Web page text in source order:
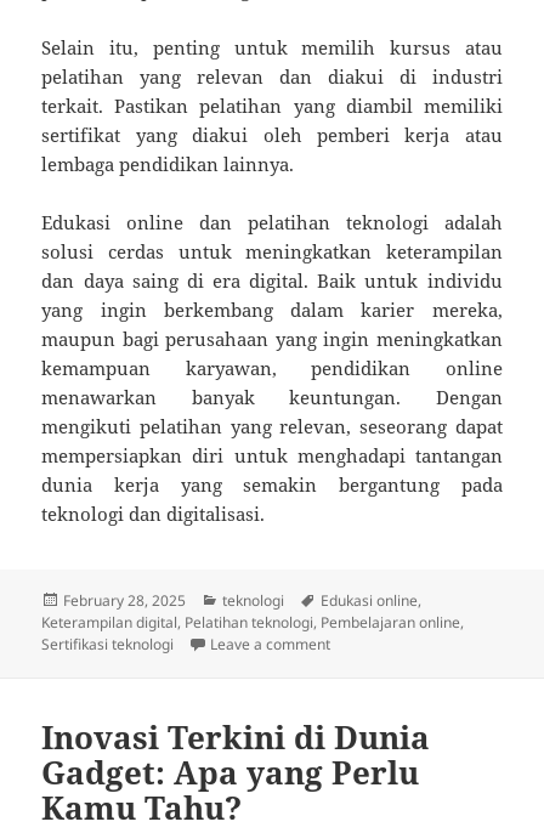
Selain itu, penting untuk memilih kursus atau
pelatihan yang relevan dan diakui di industri
terkait. Pastikan pelatihan yang diambil memiliki
sertifikat yang diakui oleh pemberi kerja atau
lembaga pendidikan lainnya.
Edukasi online dan pelatihan teknologi adalah
solusi cerdas untuk meningkatkan keterampilan
dan daya saing di era digital. Baik untuk individu
yang ingin berkembang dalam karier mereka,
maupun bagi perusahaan yang ingin meningkatkan
kemampuan karyawan, pendidikan online
menawarkan banyak keuntungan. Dengan
mengikuti pelatihan yang relevan, seseorang dapat
mempersiapkan diri untuk menghadapi tantangan
dunia kerja yang semakin bergantung pada
teknologi dan digitalisasi.
Posted
on
February 28, 2025 Categories
teknologi Tags
Edukasi online,
Keterampilan digital, Pelatihan teknologi, Pembelajaran online,
Sertifikasi teknologi
Leave a commenton Edukasi Online dan
Inovasi Terkini di Dunia
Gadget: Apa yang Perlu
Kamu Tahu?